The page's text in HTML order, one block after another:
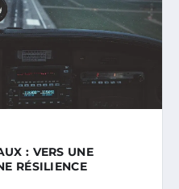
: VERS UNE
RÉSILIENCE